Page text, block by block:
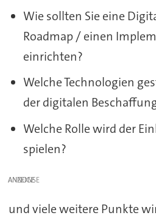
Wie sollten Sie eine
Roadmap / einen
einrichten?
Welche Technologien
der digitalen
Welche Rolle wird der
spielen?
ANZEIGE
und viele weitere Punkte